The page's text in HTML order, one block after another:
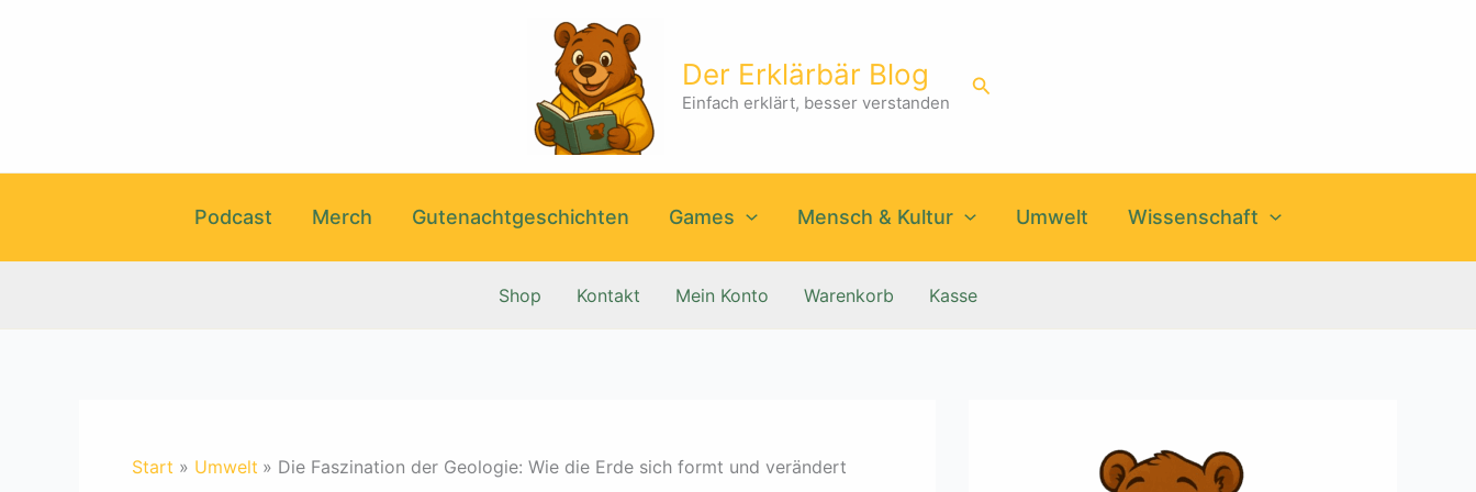
Der Erklärbär Blog
Einfach erklärt, besser verstanden
Suchen
Podcast Merch Gutenachtgeschichten Games Mensch & Kultur Umwelt Wissenschaft
Shop Kontakt Mein Konto Warenkorb Kasse
Start Umwelt Die Faszination der Geologie: Wie die Erde sich formt und verändert